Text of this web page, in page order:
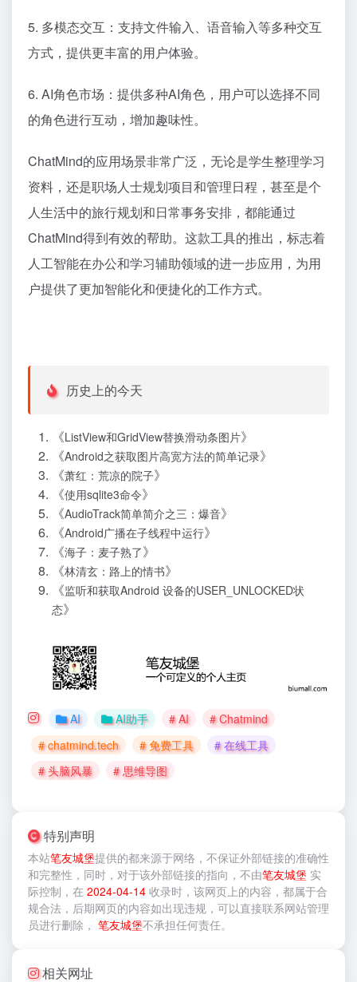
5. 多模态交互：支持文件输入、语音输入等多种交互
方式，提供更丰富的用户体验。
6. AI角色市场：提供多种AI角色，用户可以选择不同
的角色进行互动，增加趣味性。
ChatMind的应用场景非常广泛，无论是学生整理学习
资料，还是职场人士规划项目和管理日程，甚至是个
人生活中的旅行规划和日常事务安排，都能通过
ChatMind得到有效的帮助。这款工具的推出，标志着
人工智能在办公和学习辅助领域的进一步应用，为用
户提供了更加智能化和便捷化的工作方式。
历史上的今天
《ListView和GridView替换滑动条图片》
《Android之获取图片高宽方法的简单记录》
《萧红：荒凉的院子》
《使用sqlite3命令》
《AudioTrack简单简介之三：爆音》
《Android广播在子线程中运行》
《海子：麦子熟了》
《林清玄：路上的情书》
《监听和获取Android 设备的USER_UNLOCKED状
态》
AI AI助手 # AI
# Chatmind
# chatmind.tech
# 免费工具
# 在线工具
# 头脑风暴
# 思维导图
特别声明
本站笔友城堡提供的都来源于网络，不保证外部链接的准确性
和完整性，同时，对于该外部链接的指向，不由笔友城堡 实
际控制，在 2024-04-14 收录时，该网页上的内容，都属于合
规合法，后期网页的内容如出现违规，可以直接联系网站管理
员进行删除， 笔友城堡不承担任何责任。
相关网址